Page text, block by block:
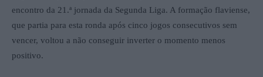
encontro da 21.ª jornada da Segunda Liga. A formação flaviense,
que partia para esta ronda após cinco jogos consecutivos sem
vencer, voltou a não conseguir inverter o momento menos
positivo.